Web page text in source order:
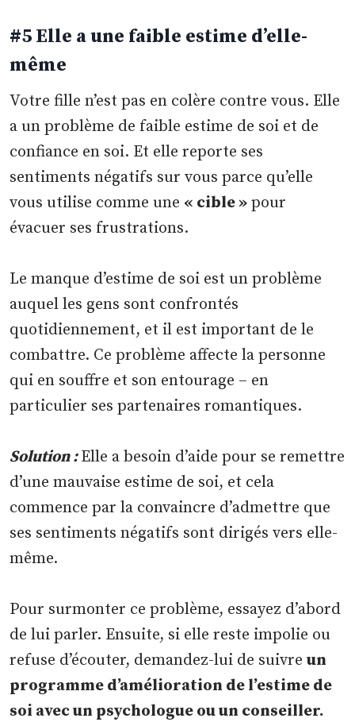
#5 Elle a une faible estime d’elle-
même
Votre fille n’est pas en colère contre vous. Elle
a un problème de faible estime de soi et de
confiance en soi. Et elle reporte ses
sentiments négatifs sur vous parce qu’elle
vous utilise comme une « cible » pour
évacuer ses frustrations.
Le manque d’estime de soi est un problème
auquel les gens sont confrontés
quotidiennement, et il est important de le
combattre. Ce problème affecte la personne
qui en souffre et son entourage – en
particulier ses partenaires romantiques.
Solution :Elle a besoin d’aide pour se remettre
d’une mauvaise estime de soi, et cela
commence par la convaincre d’admettre que
ses sentiments négatifs sont dirigés vers elle-
même.
Pour surmonter ce problème, essayez d’abord
de lui parler. Ensuite, si elle reste impolie ou
refuse d’écouter, demandez-lui de suivreun
programme d’amélioration de l’estime de
soi avec un psychologue ou un conseiller.